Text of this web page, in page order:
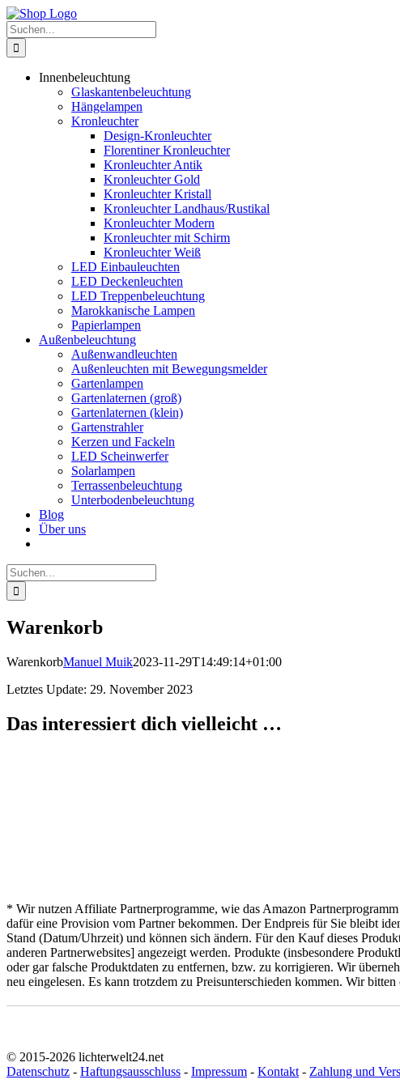
Zum
Inhalt
springen
Suche
nach:
Innenbeleuchtung
Glaskantenbeleuchtung
Hängelampen
Kronleuchter
Design-Kronleuchter
Florentiner Kronleuchter
Kronleuchter Antik
Kronleuchter Gold
Kronleuchter Kristall
Kronleuchter Landhaus/Rustikal
Kronleuchter Modern
Kronleuchter mit Schirm
Kronleuchter Weiß
LED Einbauleuchten
LED Deckenleuchten
LED Treppenbeleuchtung
Marokkanische Lampen
Papierlampen
Außenbeleuchtung
Außenwandleuchten
Außenleuchten mit Bewegungsmelder
Gartenlampen
Gartenlaternen (groß)
Gartenlaternen (klein)
Gartenstrahler
Kerzen und Fackeln
LED Scheinwerfer
Solarlampen
Terrassenbeleuchtung
Unterbodenbeleuchtung
Blog
Über uns
Suche
nach:
Warenkorb
WarenkorbManuel Muik2023-11-29T14:49:14+01:00
Letztes Update: 29. November 2023
Das interessiert dich vielleicht …
* Wir nutzen Affiliate Partnerprogramme, wie das Amazon
dafür eine Provision vom Partner bekommen. Der Endpreis für Sie bleibt
Stand (Datum/Uhrzeit) und können sich ändern. Für den Kauf dieses
anderen Partnerwebsites] angezeigt werden. Produkte (insbesondere
oder gar falsche Produktdaten zu entfernen, bzw. zu korrigieren. Wir
neu eingelesen. Es kann trotzdem zu Preisunterschieden kommen. Wir
© 2015-2026 lichterwelt24.net
Datenschutz - Haftungsausschluss - Impressum - Kontakt- Zahlung und